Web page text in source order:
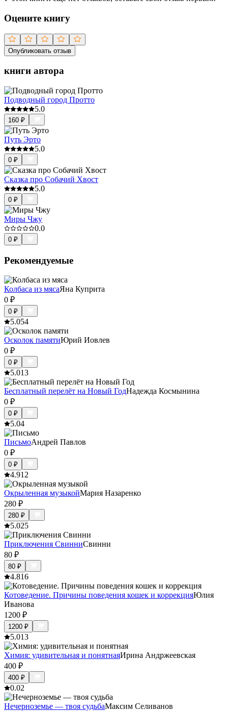
Оцените книгу
Опубликовать отзыв
книги автора
Подводный город Протто
5.0
160 ₽
Путь Эрто
5.0
0 ₽
Сказка про Собачий Хвост
5.0
0 ₽
Миры Чжу
0.0
0 ₽
Рекомендуемые
Колбаса из мясаЯна Куприта
0 ₽
0 ₽
5.054
Осколок памятиЮрий Иовлев
0 ₽
0 ₽
5.013
Бесплатный перелёт на Новый ГодНадежда Космынина
0 ₽
0 ₽
5.04
ПисьмоАндрей Павлов
0 ₽
0 ₽
4.912
Окрыленная музыкойМария Назаренко
280 ₽
280 ₽
5.025
Приключения СвинниСвинни
80 ₽
80 ₽
4.816
Котоведение. Причины поведения кошек и коррекцияЮлия
Иванова
1200 ₽
1200 ₽
5.013
Химия: удивительная и понятнаяИрина Андржеевская
400 ₽
400 ₽
0.02
Нечерноземье — твоя судьбаМаксим Селиванов